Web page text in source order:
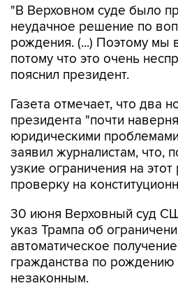
"В Верховном суде было
неудачное решение по
рождения. (...) Поэтому мы
потому что это очень
пояснил президент.
Газета отмечает, что два
президента "почти
юридическими
заявил журналистам, что,
узкие ограничения на этот
проверку на
30 июня Верховный суд
указ Трампа об
автоматическое
гражданства по рождению
незаконным.